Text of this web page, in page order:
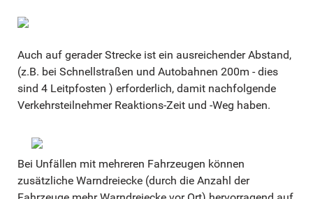
Auch auf gerader Strecke ist ein ausreichender Abstand,
(z.B. bei Schnellstraßen und Autobahnen 200m - dies
sind 4 Leitpfosten ) erforderlich, damit nachfolgende
Verkehrsteilnehmer Reaktions-Zeit und -Weg haben.
Bei Unfällen mit mehreren Fahrzeugen können
zusätzliche Warndreiecke (durch die Anzahl der